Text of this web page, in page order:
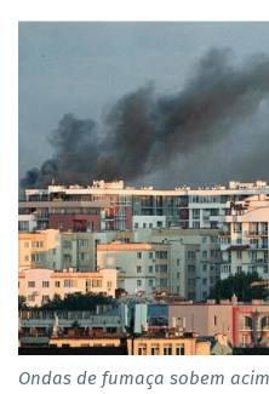
Ondas de fumaça sobem